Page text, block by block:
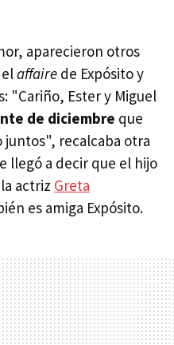
aparecieron otros
affaire de Expósito y
"Cariño, Ester y Miguel
de diciembre que
recalcaba otra
llegó a decir que el hijo
actriz Greta
es amiga Expósito.